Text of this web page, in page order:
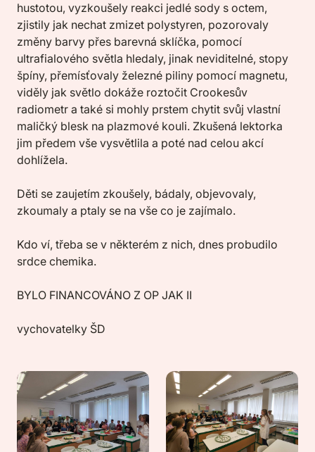
hustotou, vyzkoušely reakci jedlé sody s octem,
zjistily jak nechat zmizet polystyren, pozorovaly
změny barvy přes barevná sklíčka, pomocí
ultrafialového světla hledaly, jinak neviditelné, stopy
špíny, přemísťovaly železné piliny pomocí magnetu,
viděly jak světlo dokáže roztočit Crookesův
radiometr a také si mohly prstem chytit svůj vlastní
maličký blesk na plazmové kouli. Zkušená lektorka
jim předem vše vysvětlila a poté nad celou akcí
dohlížela.
Děti se zaujetím zkoušely, bádaly, objevovaly,
zkoumaly a ptaly se na vše co je zajímalo.
Kdo ví, třeba se v některém z nich, dnes probudilo
srdce chemika.
BYLO FINANCOVÁNO Z OP JAK II
vychovatelky ŠD